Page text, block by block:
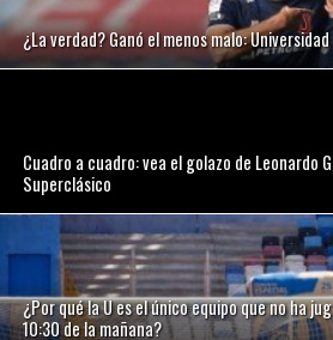
¿La verdad? Ganó el menos malo:
Cuadro a cuadro: vea el golazo de Leonardo
Superclásico
¿Por qué la U es el único equipo que no ha
10:30 de la mañana?